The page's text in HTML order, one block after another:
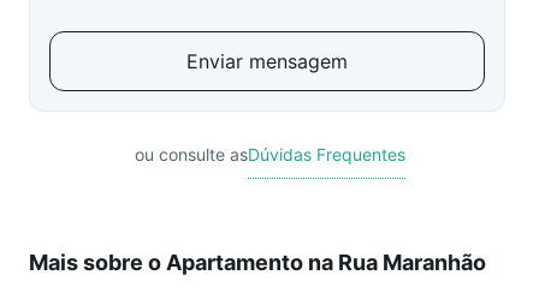
Enviar mensagem
ou consulte asDúvidas Frequentes
Mais sobre o Apartamento na Rua Maranhão